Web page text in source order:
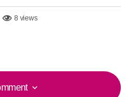
8 views